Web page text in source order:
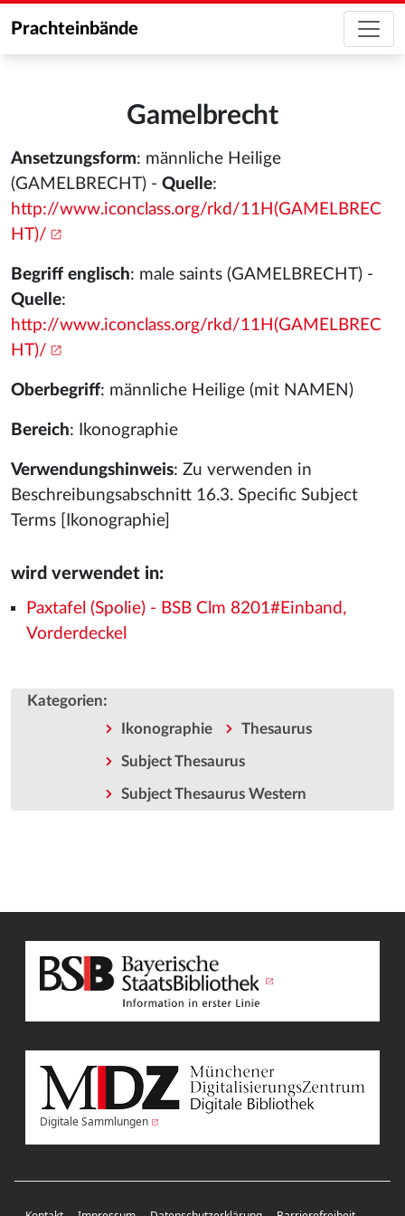
Prachteinbände
Gamelbrecht
Ansetzungsform: männliche Heilige
(GAMELBRECHT) - Quelle:
http://www.iconclass.org/rkd/11H(GAMELBREC
HT)/
Begriff englisch: male saints (GAMELBRECHT) -
Quelle:
http://www.iconclass.org/rkd/11H(GAMELBREC
HT)/
Oberbegriff: männliche Heilige (mit NAMEN)
Bereich: Ikonographie
Verwendungshinweis: Zu verwenden in
Beschreibungsabschnitt 16.3. Specific Subject
Terms [Ikonographie]
wird verwendet in:
Paxtafel (Spolie) - BSB Clm 8201#Einband,
Vorderdeckel
Kategorien:
Ikonographie Thesaurus
Subject Thesaurus
Subject Thesaurus Western
Digitale Sammlungen